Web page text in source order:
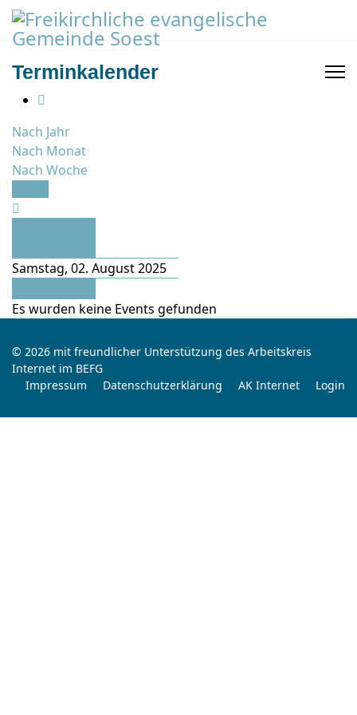
Terminkalender
Nach Jahr
Nach Monat
Nach Woche
Samstag, 02. August 2025
Es wurden keine Events gefunden
© 2026 mit freundlicher Unterstützung des Arbeitskreis
Internet im BEFG
Impressum
Datenschutzerklärung AK Internet Login